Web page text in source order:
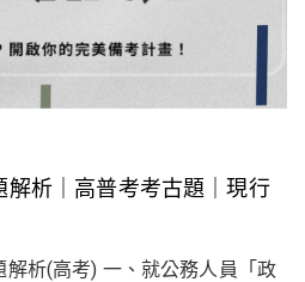
解析｜高普考考古題｜現行
析(高考) 一、就公務人員「政